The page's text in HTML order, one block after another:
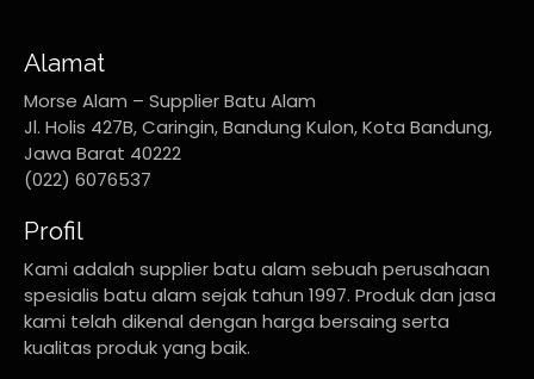
Alamat
Morse Alam – Supplier Batu Alam
Jl. Holis 427B, Caringin, Bandung Kulon, Kota Bandung,
Jawa Barat 40222
(022) 6076537
Profil
Kami adalah supplier batu alam sebuah perusahaan
spesialis batu alam sejak tahun 1997. Produk dan jasa
kami telah dikenal dengan harga bersaing serta
kualitas produk yang baik.